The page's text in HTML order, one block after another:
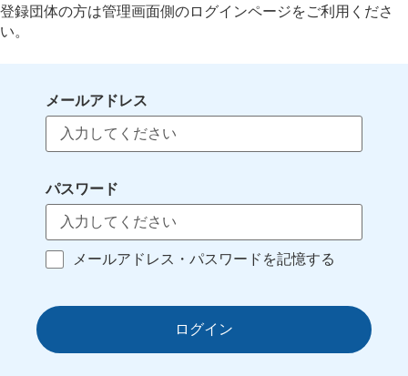
登録団体の方は管理画面側のログインページをご利用くださ
い。
メールアドレス
パスワード
メールアドレス・パスワードを記憶する
ログイン